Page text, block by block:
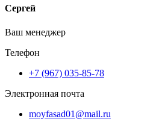
Сергей
Ваш менеджер
Телефон
+7 (967) 035-85-78
Электронная почта
moyfasad01@mail.ru